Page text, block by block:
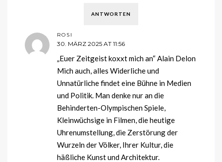
ANTWORTEN
ROSI
30. MÄRZ 2025 AT 11:56
„Euer Zeitgeist koxxt mich an“ Alain Delon
Mich auch, alles Widerliche und
Unnatürliche findet eine Bühne in Medien
und Politik. Man denke nur an die
Behinderten-Olympischen Spiele,
Kleinwüchsige in Filmen, die heutige
Uhrenumstellung, die Zerstörung der
Wurzeln der Völker, Ihrer Kultur, die
häßliche Kunst und Architektur.